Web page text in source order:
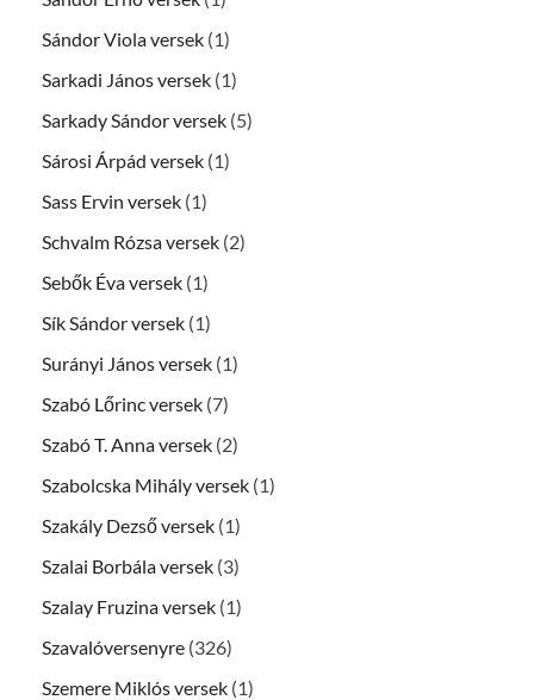
Sándor Viola versek (1)
Sarkadi János versek (1)
Sarkady Sándor versek (5)
Sárosi Árpád versek (1)
Sass Ervin versek (1)
Schvalm Rózsa versek (2)
Sebők Éva versek (1)
Sík Sándor versek (1)
Surányi János versek (1)
Szabó Lőrinc versek (7)
Szabó T. Anna versek (2)
Szabolcska Mihály versek (1)
Szakály Dezső versek (1)
Szalai Borbála versek (3)
Szalay Fruzina versek (1)
Szavalóversenyre (326)
Szemere Miklós versek (1)